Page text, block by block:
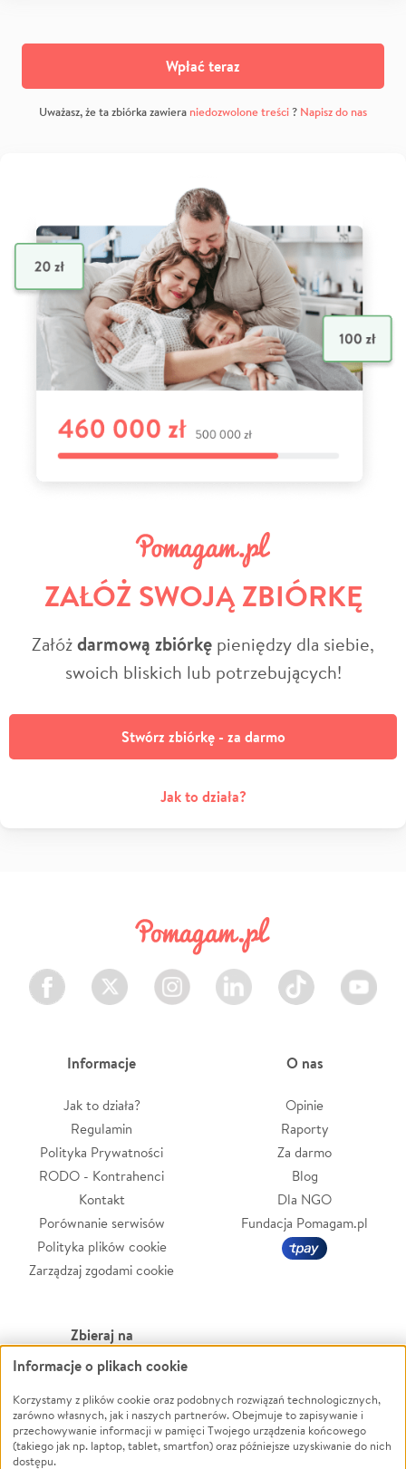
Wpłać teraz
Uważasz, że ta zbiórka zawiera niedozwolone treści? Napisz do nas
ZAŁÓŻ SWOJĄ ZBIÓRKĘ
Załóżdarmową zbiórkę pieniędzy dla siebie,
swoich bliskich lub potrzebujących!
Stwórz zbiórkę - za darmo
Jak to działa?
Facebook Twitter Instagram LinkedIn TikTok Youtube
Informacje
Jak to działa?
Regulamin
Polityka Prywatności
RODO - Kontrahenci
Kontakt
Porównanie serwisów
Polityka plików cookie
Zarządzaj zgodami cookie
O nas
Opinie
Raporty
Za darmo
Blog
Dla NGO
Fundacja Pomagam.pl
Zbieraj na
Leczenie
Zwierzęta
Pożar
Ukraina
Powódź
Wichura
NGO
Informacje o plikach cookie
Korzystamy z plików cookie oraz podobnych rozwiązań technologicznych,
zarówno własnych, jak i naszych partnerów. Obejmuje to zapisywanie i
przechowywanie informacji w pamięci Twojego urządzenia końcowego
(takiego jak np. laptop, tablet, smartfon) oraz późniejsze uzyskiwanie do nich
dostępu.